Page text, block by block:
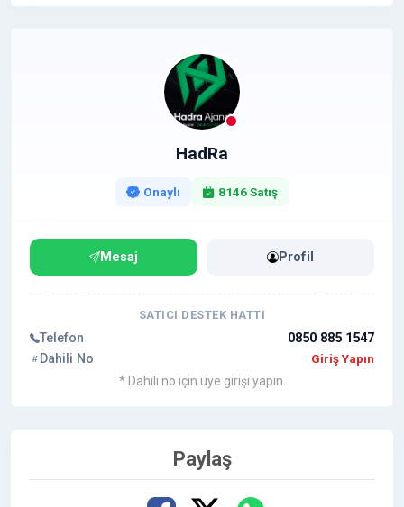
HadRa
Onaylı 8146 Satış
Mesaj Profil
SATICI DESTEK HATTI
Telefon
0850 885 1547
Dahili No
Giriş Yapın
* Dahili no için üye girişi yapın.
Paylaş